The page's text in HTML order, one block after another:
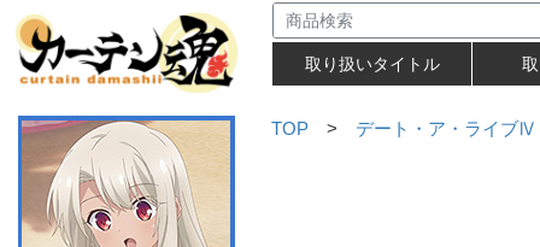
取り扱いタイトル
TOP > デート・ア・ライブⅣ